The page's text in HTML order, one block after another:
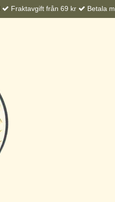
Fraktavgift från 69 kr Betala